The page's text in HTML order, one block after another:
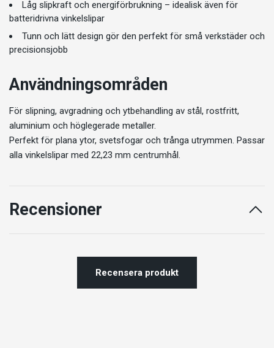
Låg slipkraft och energiförbrukning – idealisk även för
batteridrivna vinkelslipar
Tunn och lätt design gör den perfekt för små verkstäder och
precisionsjobb
Användningsområden
För slipning, avgradning och ytbehandling av stål, rostfritt,
aluminium och höglegerade metaller.
Perfekt för plana ytor, svetsfogar och trånga utrymmen. Passar
alla vinkelslipar med 22,23 mm centrumhål.
Recensioner
Recensera produkt